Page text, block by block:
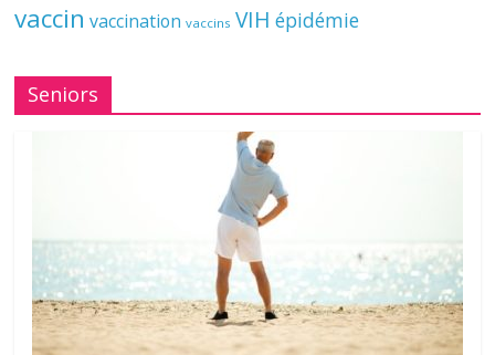
vaccin vaccination vaccins VIH épidémie
Seniors